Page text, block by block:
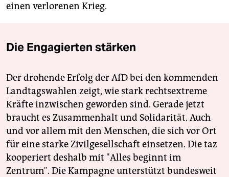
einen verlorenen Krieg.
Die Engagierten stärken
Der drohende Erfolg der AfD bei den kommenden
Landtagswahlen zeigt, wie stark rechtsextreme
Kräfte inzwischen geworden sind. Gerade jetzt
braucht es Zusammenhalt und Solidarität. Auch
und vor allem mit den Menschen, die sich vor Ort
für eine starke Zivilgesellschaft einsetzen. Die taz
kooperiert deshalb mit "Alles beginnt im
Zentrum". Die Kampagne unterstützt bundesweit